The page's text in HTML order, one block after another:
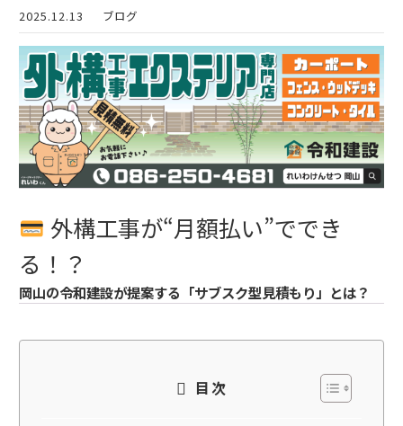
2025.12.13 ブログ
外構工事が“月額払い”ででき
る！？
岡山の令和建設が提案する「サブスク型見積もり」とは？
目次